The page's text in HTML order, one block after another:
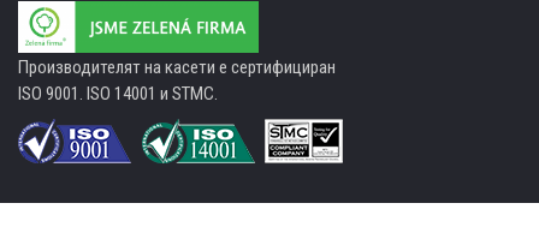
Производителят на касети е сертифициран
ISO 9001. ISO 14001 и STMC.